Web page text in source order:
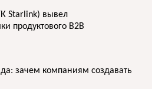
Starlink) вывел
продуктового B2B
зачем компаниям создавать